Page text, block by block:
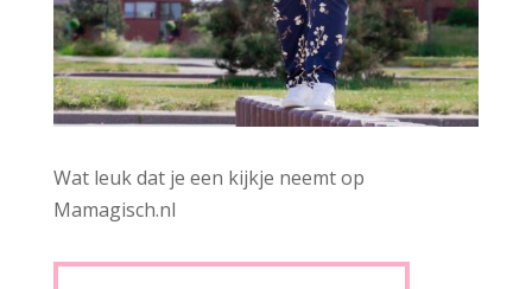
Wat leuk dat je een kijkje neemt op
Mamagisch.nl